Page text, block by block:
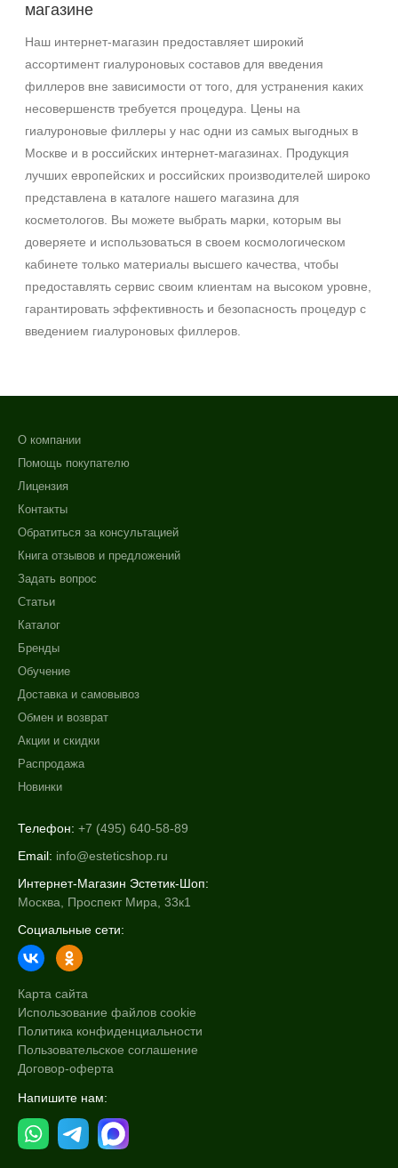
магазине
Наш интернет-магазин предоставляет широкий
ассортимент гиалуроновых составов для введения
филлеров вне зависимости от того, для устранения каких
несовершенств требуется процедура. Цены на
гиалуроновые филлеры у нас одни из самых выгодных в
Москве и в российских интернет-магазинах. Продукция
лучших европейских и российских производителей широко
представлена в каталоге нашего магазина для
косметологов. Вы можете выбрать марки, которым вы
доверяете и использоваться в своем космологическом
кабинете только материалы высшего качества, чтобы
предоставлять сервис своим клиентам на высоком уровне,
гарантировать эффективность и безопасность процедур с
введением гиалуроновых филлеров.
О компании
Помощь покупателю
Лицензия
Контакты
Обратиться за консультацией
Книга отзывов и предложений
Задать вопрос
Статьи
Каталог
Бренды
Обучение
Доставка и самовывоз
Обмен и возврат
Акции и скидки
Распродажа
Новинки
Телефон: +7 (495) 640-58-89
Email: info@esteticshop.ru
Интернет-Магазин Эстетик-Шоп:
Москва, Проспект Мира, 33к1
Социальные сети:
Карта сайта
Использование файлов cookie
Политика конфиденциальности
Пользовательское соглашение
Договор-оферта
Напишите нам: